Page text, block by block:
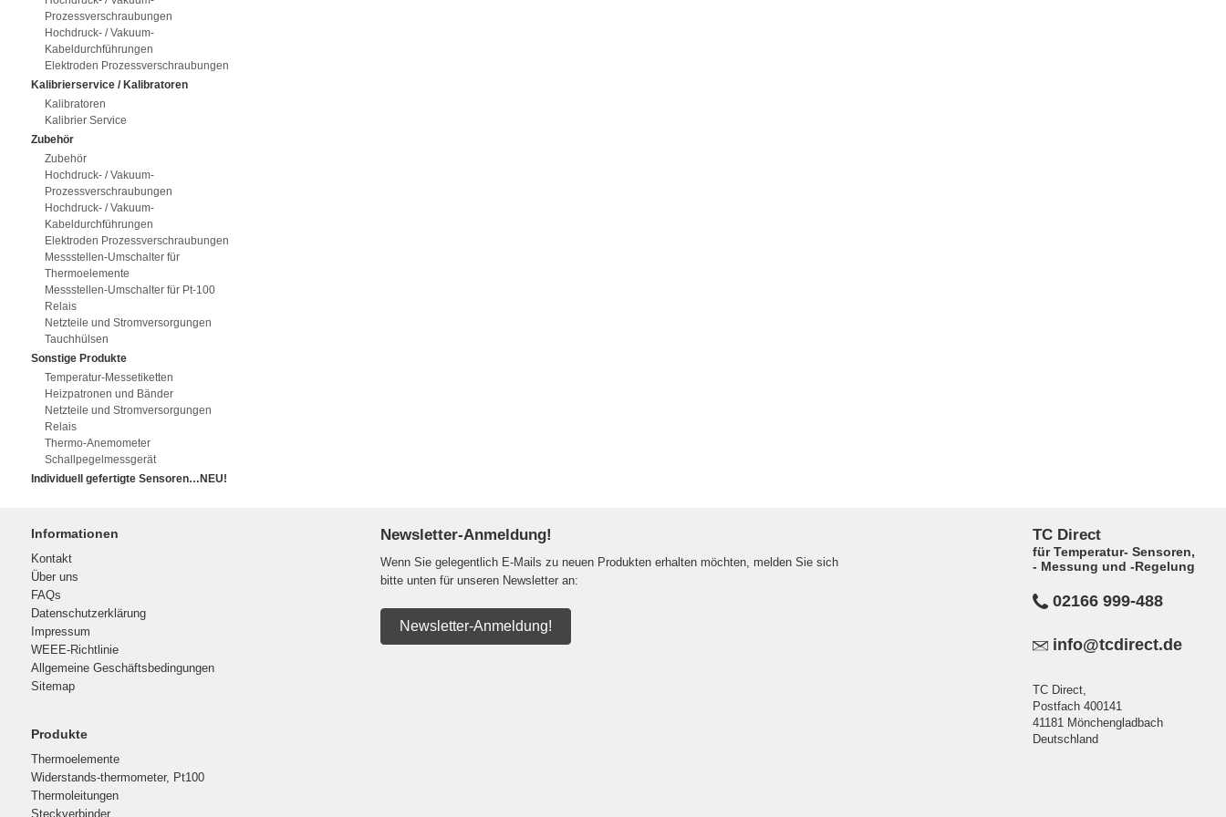
Prozessverschraubungen
Hochdruck- / Vakuum-
Kabeldurchführungen
Elektroden Prozessverschraubungen
Kalibrierservice / Kalibratoren
Kalibratoren
Kalibrier Service
Zubehör
Zubehör
Hochdruck- / Vakuum-
Prozessverschraubungen
Hochdruck- / Vakuum-
Kabeldurchführungen
Elektroden Prozessverschraubungen
Messstellen-Umschalter für
Thermoelemente
Messstellen-Umschalter für Pt-100
Relais
Netzteile und Stromversorgungen
Tauchhülsen
Sonstige Produkte
Temperatur-Messetiketten
Heizpatronen und Bänder
Netzteile und Stromversorgungen
Relais
Thermo-Anemometer
Schallpegelmessgerät
Individuell gefertigte Sensoren…NEU!
Informationen
Kontakt
Über uns
FAQs
Datenschutzerklärung
Impressum
WEEE-Richtlinie
Allgemeine Geschäftsbedingungen
Sitemap
Produkte
Thermoelemente
Widerstands-thermometer, Pt100
Thermoleitungen
Steckverbinder
Newsletter-Anmeldung!
Wenn Sie gelegentlich E-Mails zu neuen Produkten erhalten möchten, melden Sie sich
bitte unten für unseren Newsletter an:
Newsletter-Anmeldung!
TC Direct
für Temperatur- Sensoren,
- Messung und -Regelung
02166 999-488
info@tcdirect.de
TC Direct,
Postfach 400141
41181 Mönchengladbach
Deutschland